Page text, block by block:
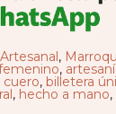
,
,
cuero, billetera
, hecho a mano,